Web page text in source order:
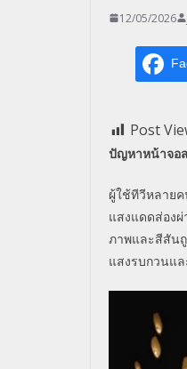
12/05/2026
Post
ปัญหาหน้าจอ
ผู้ใช้ทีวีหลาย
แสงแดดส่อง
ภาพและสีสัน
แสงรบกวนแ